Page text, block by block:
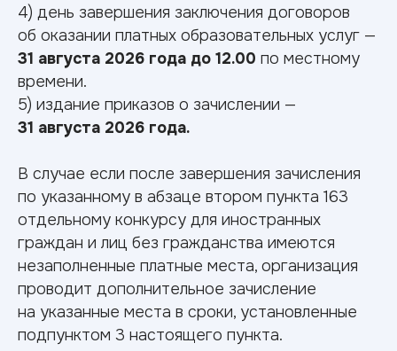
4) день завершения заключения договоров
об оказании платных образовательных услуг —
31 августа 2026 года до 12.00 по местному
времени.
5) издание приказов о зачислении —
31 августа 2026 года.
В случае если после завершения зачисления
по указанному в абзаце втором пункта 163
отдельному конкурсу для иностранных
граждан и лиц без гражданства имеются
незаполненные платные места, организация
проводит дополнительное зачисление
на указанные места в сроки, установленные
подпунктом 3 настоящего пункта.
Порядок учета индивидуальных достижений и перечень
общих индивидуальных достижений, учитываемых при
приеме на обучение
Информация о предоставлении особых прав и особого
преимущества (по программам бакалавриата)
Что нужнодля